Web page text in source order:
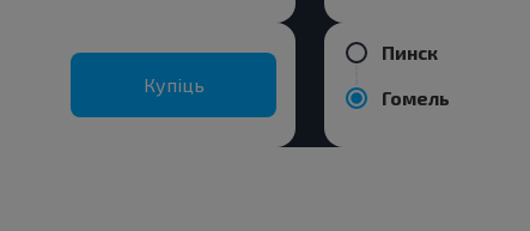
Купіць
Пинск
Гомель